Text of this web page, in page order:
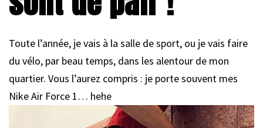
Toute l’année, je vais à la salle de sport, ou je vais faire
du vélo, par beau temps, dans les alentour de mon
quartier. Vous l’aurez compris : je porte souvent mes
Nike Air Force 1… hehe